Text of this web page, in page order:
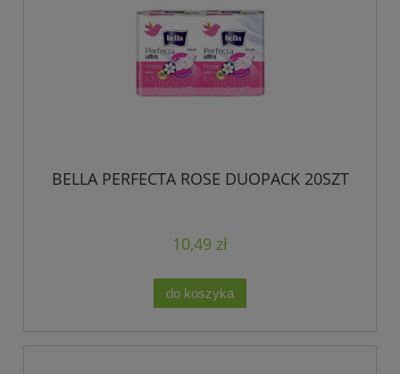
BELLA PERFECTA ROSE DUOPACK 20SZT
10,49 zł
do koszyka